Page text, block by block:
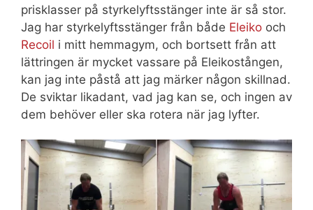
prisklasser på styrkelyftsstänger inte är så stor.
Jag har styrkelyftsstänger från både Eleiko och
Recoil i mitt hemmagym, och bortsett från att
lättringen är mycket vassare på Eleikostången,
kan jag inte påstå att jag märker någon skillnad.
De sviktar likadant, vad jag kan se, och ingen av
dem behöver eller ska rotera när jag lyfter.